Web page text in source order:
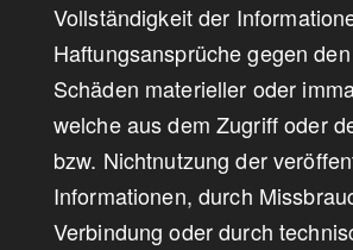
Vollständigkeit der
Haftungsansprüche gegen
Schäden materieller oder
welche aus dem Zugriff oder
bzw. Nichtnutzung der
Informationen, durch
Verbindung oder durch